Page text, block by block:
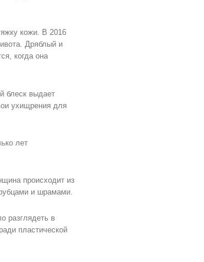
кожи. В 2016
Дряблый и
когда она
блеск выдает
ухищрения для
лет
происходит из
и шрамами.
разглядеть в
пластической